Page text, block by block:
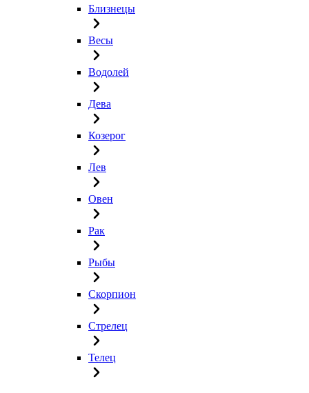
Близнецы
Весы
Водолей
Дева
Козерог
Лев
Овен
Рак
Рыбы
Скорпион
Стрелец
Телец